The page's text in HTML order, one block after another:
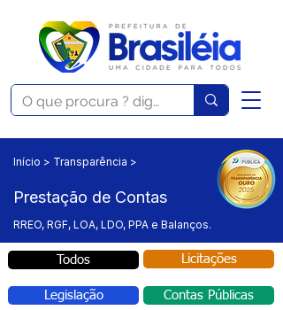
Início > Transparência >
Prestação de Contas
RREO, RGF, LOA, LDO, PPA e Balanços.
Todos
Legislação
Licitações
Contas Públicas